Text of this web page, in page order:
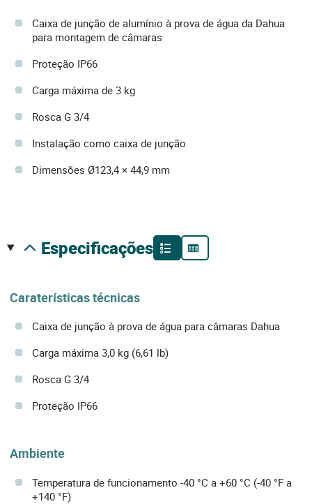
Caixa de junção de alumínio à prova de água da Dahua
para montagem de câmaras
Proteção IP66
Carga máxima de 3 kg
Rosca G 3/4
Instalação como caixa de junção
Dimensões Ø123,4 × 44,9 mm
especificações
Caraterísticas técnicas
Caixa de junção à prova de água para câmaras Dahua
Carga máxima 3,0 kg (6,61 lb)
Rosca G 3/4
Proteção IP66
Ambiente
Temperatura de funcionamento -40 °C a +60 °C (-40 °F a
+140 °F)